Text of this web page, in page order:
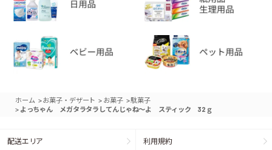
ホーム >お菓子・デザート > お菓子 >駄菓子
> よっちゃん メガタラタラしてんじゃね～よ スティック 32ｇ
配送エリア 利用規約